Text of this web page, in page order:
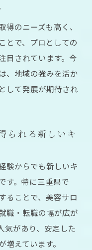
資格を早く取るコ
由に迫る
型カリキュラム
つく即戦力スキ
ールの学習効果
重視で支持され
ャリアを切り拓
のニーズも高く、
とで、プロとしての
目されています。今
、地域の強みを活か
して発展が期待され
られる新しいキ
験からでも新しいキ
す。特に三重県で
ることで、美容サロ
職・転職の幅が広が
気があり、安定した
えています。